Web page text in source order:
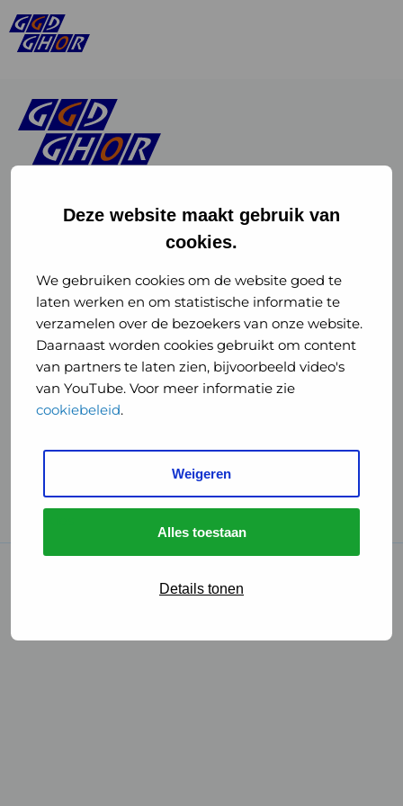
Deze website maakt gebruik van
cookies.
We gebruiken cookies om de website goed te
laten werken en om statistische informatie te
verzamelen over de bezoekers van onze website.
Daarnaast worden cookies gebruikt om content
van partners te laten zien, bijvoorbeeld video's
van YouTube. Voor meer informatie zie
cookiebeleid.
Weigeren
Alles toestaan
Details tonen
of
GGD
GHOR
Nederland
Instagram
of
GGD
GHOR
Nederland
GGD Reizen op social media
GGD Reizen
GGD Reisvaccinaties